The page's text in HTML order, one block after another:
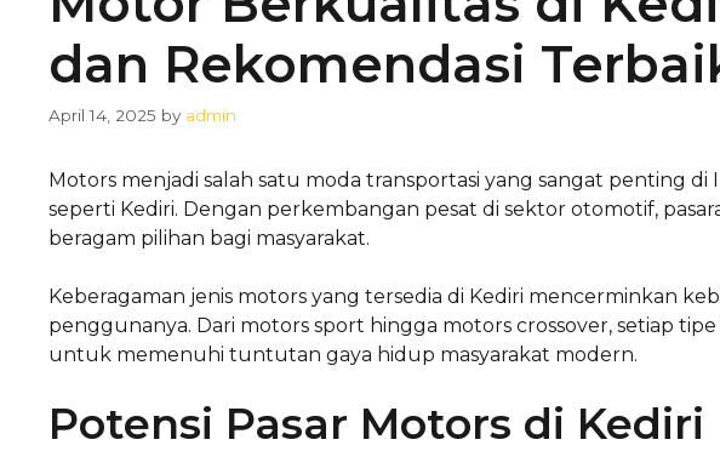
dan Rekomendasi
April 14, 2025 by admin
Motors menjadi salah satu moda transportasi yang sangat penting di
seperti Kediri. Dengan perkembangan pesat di sektor otomotif,
beragam pilihan bagi masyarakat.
Keberagaman jenis motors yang tersedia di Kediri mencerminkan
penggunanya. Dari motors sport hingga motors crossover, setiap
untuk memenuhi tuntutan gaya hidup masyarakat modern.
Potensi Pasar Motors di Kediri